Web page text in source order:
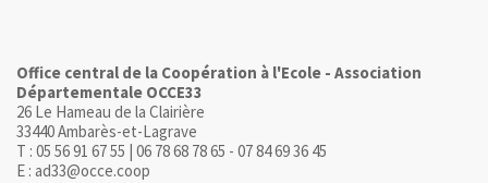
Office central de la Coopération à l'Ecole - Association
Départementale OCCE33
26 Le Hameau de la Clairière
33440 Ambarès-et-Lagrave
T : 05 56 91 67 55 | 06 78 68 78 65 - 07 84 69 36 45
E : ad33@occe.coop